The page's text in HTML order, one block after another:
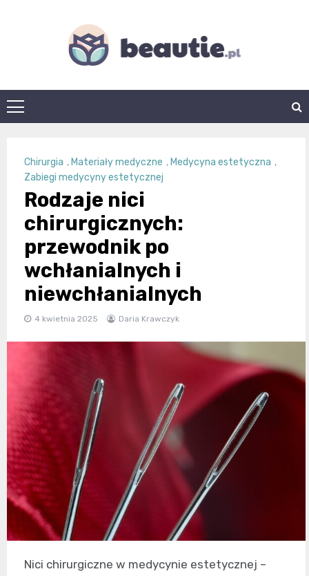
beautie.pl
Chirurgia , Materiały medyczne , Medycyna estetyczna ,
Zabiegi medycyny estetycznej
Rodzaje nici
chirurgicznych:
przewodnik po
wchłanialnych i
niewchłanialnych
4 kwietnia 2025 Daria Krawczyk
Nici chirurgiczne w medycynie estetycznej –